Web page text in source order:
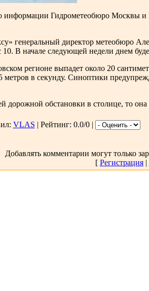
Гидрометеобюро Москвы и
генеральный директор метеобюро
В начале следующей недели днем
регионе выпадет около 20
в секунду. Синоптики
дорожной обстановки в столице, то
VLAS | Рейтинг: 0.0/0 |
Добавлять комментарии могут только
[ Регистрация |